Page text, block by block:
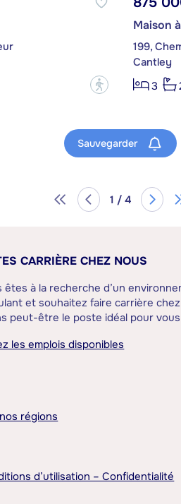
?
Maison
199,
Cantley
3
Sauvegarder
1 / 4
CARRIÈRE CHEZ NOUS
êtes à la recherche d’un
et souhaitez faire carrière
peut-être le poste idéal pour
les emplois disponibles
régions
d’utilisation – Confidentialité